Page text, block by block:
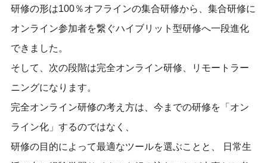
研修の形は100％オフラインの集合研修から、集合研修に
オンライン参加者を繋ぐハイブリット型研修へ一段進化
できました。
そして、次の段階は完全オンライン研修、リモートラー
ニングになります。
完全オンライン研修の考え方は、今までの研修を「オン
ライン化」するのではなく、
研修の目的によって最適なツールを選ぶことと、 日常生